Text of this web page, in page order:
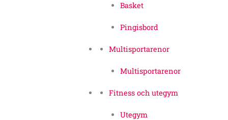
Basket
Pingisbord
Multisportarenor
Multisportarenor
Fitness och utegym
Utegym